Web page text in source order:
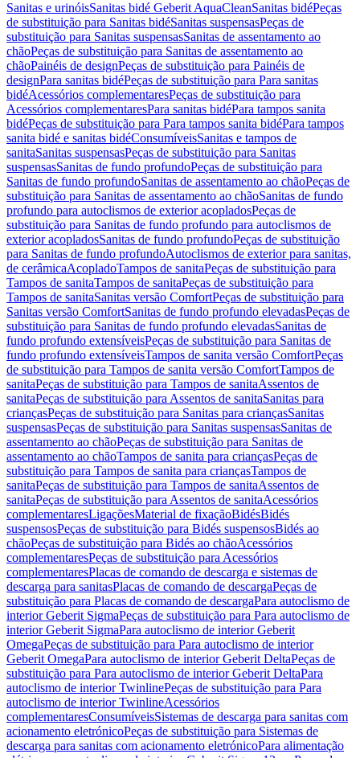
Sanitas e urinóisSanitas bidé Geberit AquaCleanSanitas bidéPeças
de substituição para Sanitas bidéSanitas suspensasPeças de
substituição para Sanitas suspensasSanitas de assentamento ao
chãoPeças de substituição para Sanitas de assentamento ao
chãoPainéis de designPeças de substituição para Painéis de
designPara sanitas bidéPeças de substituição para Para sanitas
bidéAcessórios complementaresPeças de substituição para
Acessórios complementaresPara sanitas bidéPara tampos sanita
bidéPeças de substituição para Para tampos sanita bidéPara tampos
sanita bidé e sanitas bidéConsumíveisSanitas e tampos de
sanitaSanitas suspensasPeças de substituição para Sanitas
suspensasSanitas de fundo profundoPeças de substituição para
Sanitas de fundo profundoSanitas de assentamento ao chãoPeças de
substituição para Sanitas de assentamento ao chãoSanitas de fundo
profundo para autoclismos de exterior acopladosPeças de
substituição para Sanitas de fundo profundo para autoclismos de
exterior acopladosSanitas de fundo profundoPeças de substituição
para Sanitas de fundo profundoAutoclismos de exterior para sanitas,
de cerâmicaAcopladoTampos de sanitaPeças de substituição para
Tampos de sanitaTampos de sanitaPeças de substituição para
Tampos de sanitaSanitas versão ComfortPeças de substituição para
Sanitas versão ComfortSanitas de fundo profundo elevadasPeças de
substituição para Sanitas de fundo profundo elevadasSanitas de
fundo profundo extensíveisPeças de substituição para Sanitas de
fundo profundo extensíveisTampos de sanita versão ComfortPeças
de substituição para Tampos de sanita versão ComfortTampos de
sanitaPeças de substituição para Tampos de sanitaAssentos de
sanitaPeças de substituição para Assentos de sanitaSanitas para
criançasPeças de substituição para Sanitas para criançasSanitas
suspensasPeças de substituição para Sanitas suspensasSanitas de
assentamento ao chãoPeças de substituição para Sanitas de
assentamento ao chãoTampos de sanita para criançasPeças de
substituição para Tampos de sanita para criançasTampos de
sanitaPeças de substituição para Tampos de sanitaAssentos de
sanitaPeças de substituição para Assentos de sanitaAcessórios
complementaresLigaçõesMaterial de fixaçãoBidésBidés
suspensosPeças de substituição para Bidés suspensosBidés ao
chãoPeças de substituição para Bidés ao chãoAcessórios
complementaresPeças de substituição para Acessórios
complementaresPlacas de comando de descarga e sistemas de
descarga para sanitasPlacas de comando de descargaPeças de
substituição para Placas de comando de descargaPara autoclismo de
interior Geberit SigmaPeças de substituição para Para autoclismo de
interior Geberit SigmaPara autoclismo de interior Geberit
OmegaPeças de substituição para Para autoclismo de interior
Geberit OmegaPara autoclismo de interior Geberit DeltaPeças de
substituição para Para autoclismo de interior Geberit DeltaPara
autoclismo de interior TwinlinePeças de substituição para Para
autoclismo de interior TwinlineAcessórios
complementaresConsumíveisSistemas de descarga para sanitas com
acionamento eletrónicoPeças de substituição para Sistemas de
descarga para sanitas com acionamento eletrónicoPara alimentação